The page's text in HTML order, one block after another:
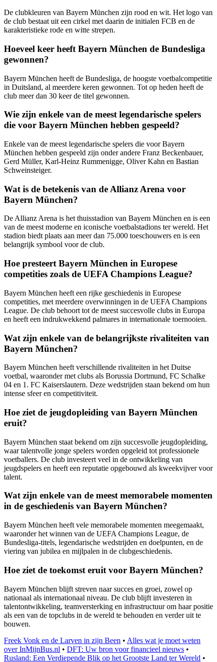
De clubkleuren van Bayern München zijn rood en wit. Het logo van
de club bestaat uit een cirkel met daarin de initialen FCB en de
karakteristieke rode en witte strepen.
Hoeveel keer heeft Bayern München de Bundesliga
gewonnen?
Bayern München heeft de Bundesliga, de hoogste voetbalcompetitie
in Duitsland, al meerdere keren gewonnen. Tot op heden heeft de
club meer dan 30 keer de titel gewonnen.
Wie zijn enkele van de meest legendarische spelers
die voor Bayern München hebben gespeeld?
Enkele van de meest legendarische spelers die voor Bayern
München hebben gespeeld zijn onder andere Franz Beckenbauer,
Gerd Müller, Karl-Heinz Rummenigge, Oliver Kahn en Bastian
Schweinsteiger.
Wat is de betekenis van de Allianz Arena voor
Bayern München?
De Allianz Arena is het thuisstadion van Bayern München en is een
van de meest moderne en iconische voetbalstadions ter wereld. Het
stadion biedt plaats aan meer dan 75.000 toeschouwers en is een
belangrijk symbool voor de club.
Hoe presteert Bayern München in Europese
competities zoals de UEFA Champions League?
Bayern München heeft een rijke geschiedenis in Europese
competities, met meerdere overwinningen in de UEFA Champions
League. De club behoort tot de meest succesvolle clubs in Europa
en heeft een indrukwekkend palmares in internationale toernooien.
Wat zijn enkele van de belangrijkste rivaliteiten van
Bayern München?
Bayern München heeft verschillende rivaliteiten in het Duitse
voetbal, waaronder met clubs als Borussia Dortmund, FC Schalke
04 en 1. FC Kaiserslautern. Deze wedstrijden staan bekend om hun
intense sfeer en competitiviteit.
Hoe ziet de jeugdopleiding van Bayern München
eruit?
Bayern München staat bekend om zijn succesvolle jeugdopleiding,
waar talentvolle jonge spelers worden opgeleid tot professionele
voetballers. De club investeert veel in de ontwikkeling van
jeugdspelers en heeft een reputatie opgebouwd als kweekvijver voor
talent.
Wat zijn enkele van de meest memorabele momenten
in de geschiedenis van Bayern München?
Bayern München heeft vele memorabele momenten meegemaakt,
waaronder het winnen van de UEFA Champions League, de
Bundesliga-titels, legendarische wedstrijden en doelpunten, en de
viering van jubilea en mijlpalen in de clubgeschiedenis.
Hoe ziet de toekomst eruit voor Bayern München?
Bayern München blijft streven naar succes en groei, zowel op
nationaal als internationaal niveau. De club blijft investeren in
talentontwikkeling, teamversterking en infrastructuur om haar positie
als een van de topclubs in de wereld te behouden en verder uit te
bouwen.
Freek Vonk en de Larven in zijn Been • Alles wat je moet weten
over InMijnBus.nl • DFT: Uw bron voor financieel nieuws •
Rusland: Een Verdiepende Blik op het Grootste Land ter Wereld •